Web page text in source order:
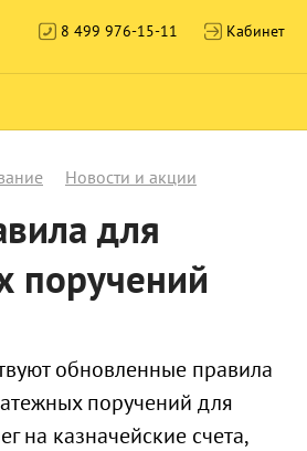
8 499 976-15-11 Кабинет
Новости и акции
для
поручений
обновленные правила
поручений для
на казначейские счета,